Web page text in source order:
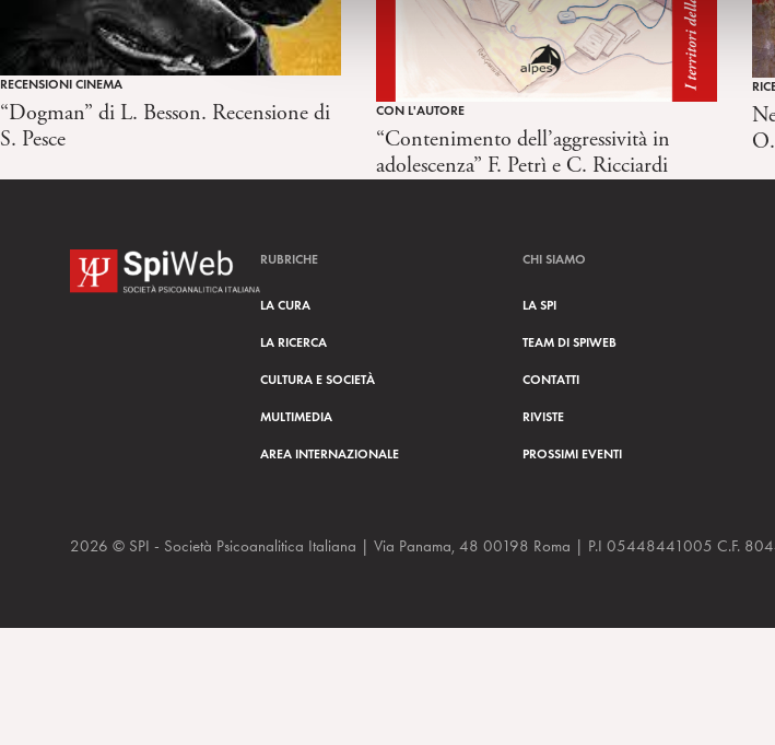
d
e
o
RECENSIONI CINEMA
“Dogman” di L. Besson. Recensione di
S. Pesce
CON L'AUTORE
“Contenimento dell’aggressività in
adolescenza” F. Petrì e C. Ricciardi
RUBRICHE
LA CURA
LA RICERCA
CULTURA E SOCIETÀ
MULTIMEDIA
AREA INTERNAZIONALE
CHI SIAMO
LA SPI
TEAM DI SPIWEB
CONTATTI
RIVISTE
PROSSIMI EVENTI
2026 © SPI - Società Psicoanalitica Italiana | Via Panama, 48 00198 Roma | P.I 05448441005 C.F.